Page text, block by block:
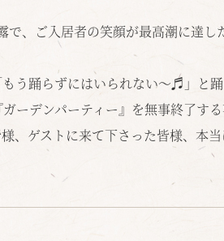
で、ご入居者の笑顔が最高潮に達し
う踊らずにはいられない～♬」と
ーデンパーティー』 を無事終了す
、ゲストに来て下さった皆様、本当